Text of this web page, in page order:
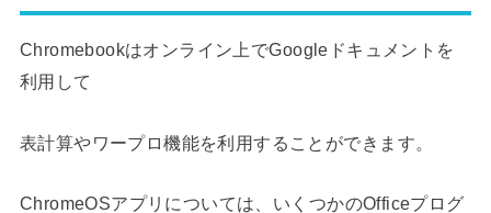
Chromebookはオンライン上でGoogleドキュメントを
利用して
表計算やワープロ機能を利用することができます。
ChromeOSアプリについては、いくつかのOfficeプログ